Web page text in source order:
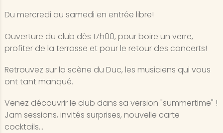
Du mercredi au samedi en entrée libre!
Ouverture du club dès 17h00, pour boire un verre,
profiter de la terrasse et pour le retour des concerts!
Retrouvez sur la scène du Duc, les musiciens qui vous
ont tant manqué.
Venez découvrir le club dans sa version "summertime" !
Jam sessions, invités surprises, nouvelle carte
cocktails...